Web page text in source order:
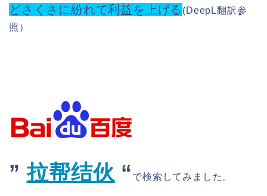
どさくさに紛れて利益を上げる (DeepL翻訳参
照）
”拉帮结伙 “ で検索してみました。